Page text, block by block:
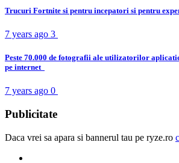
Trucuri Fortnite si pentru incepatori si pentru
7 years ago 3
Peste 70.000 de fotografii ale utilizatorilor
pe internet
7 years ago 0
Publicitate
Daca vrei sa apara si bannerul tau pe ryze.ro